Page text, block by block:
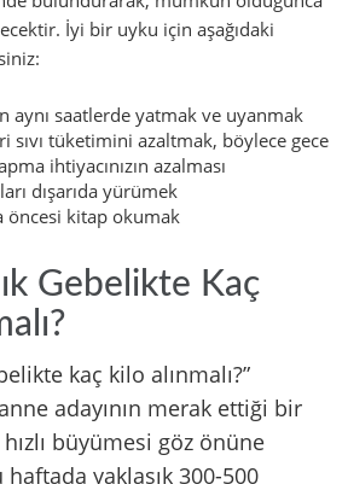
İyi bir uyku için aşağıdaki
aynı saatlerde yatmak ve uyanmak
sıvı tüketimini azaltmak, böylece gece
ihtiyacınızın azalması
dışarıda yürümek
öncesi kitap okumak
Gebelikte Kaç
kaç kilo alınmalı?”
adayının merak ettiği bir
büyümesi göz önüne
haftada yaklaşık 300-500